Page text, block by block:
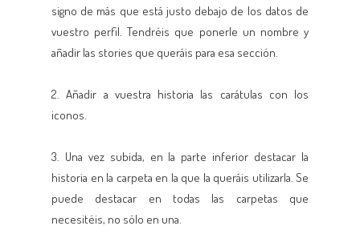
signo de más que está justo debajo de los datos de
vuestro perfil. Tendréis que ponerle un nombre y
añadir las stories que queráis para esa sección.
2. Añadir a vuestra historia las carátulas con los
iconos.
3. Una vez subida, en la parte inferior destacar la
historia en la carpeta en la que la queráis utilizarla. Se
puede destacar en todas las carpetas que
necesitéis, no sólo en una.